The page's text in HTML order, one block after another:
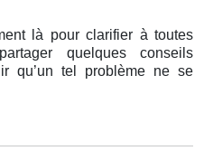
là pour clarifier à toutes
quelques conseils
qu’un tel problème ne se